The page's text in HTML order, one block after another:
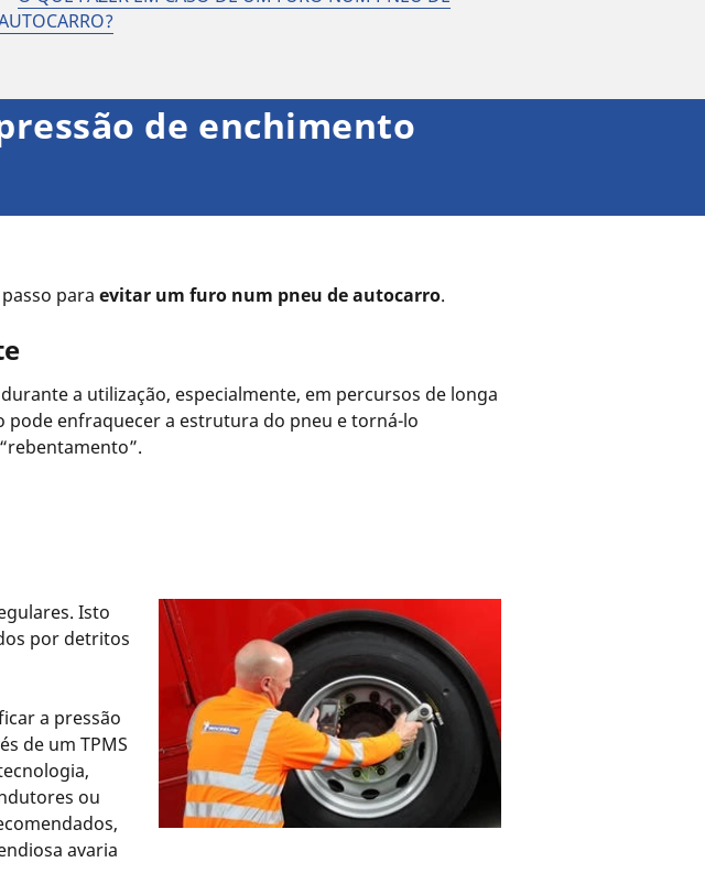
de enchimento
para evitar um furo num pneu de autocarro.
a utilização, especialmente, em percursos de longa
pode enfraquecer a estrutura do pneu e torná-lo
Isto
por detritos
a pressão
de um TPMS
ou
avaria